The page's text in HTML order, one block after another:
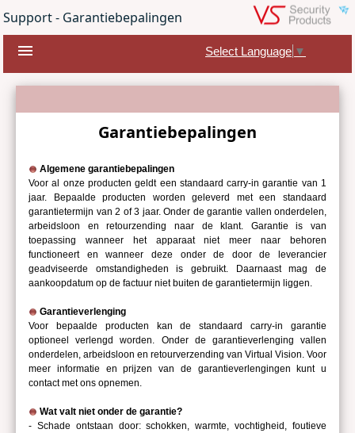
Support - Garantiebepalingen
menu Select Language ▼
Garantiebepalingen
Algemene garantiebepalingen
Voor al onze producten geldt een standaard carry-in garantie van 1
jaar. Bepaalde producten worden geleverd met een standaard
garantietermijn van 2 of 3 jaar. Onder de garantie vallen onderdelen,
arbeidsloon en retourzending naar de klant. Garantie is van
toepassing wanneer het apparaat niet meer naar behoren
functioneert en wanneer deze onder de door de leverancier
geadviseerde omstandigheden is gebruikt. Daarnaast mag de
aankoopdatum op de factuur niet buiten de garantietermijn liggen.
Garantieverlenging
Voor bepaalde producten kan de standaard carry-in garantie
optioneel verlengd worden. Onder de garantieverlenging vallen
onderdelen, arbeidsloon en retourverzending van Virtual Vision. Voor
meer informatie en prijzen van de garantieverlengingen kunt u
contact met ons opnemen.
Wat valt niet onder de garantie?
- Schade ontstaan door: schokken, warmte, vochtigheid, foutieve